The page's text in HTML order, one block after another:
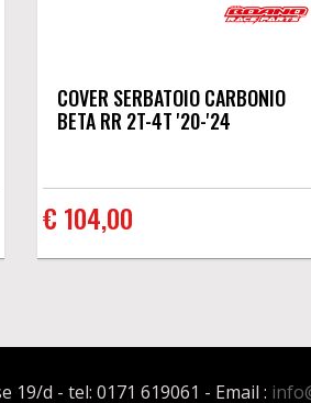
COVER SERBATOIO CARBONIO
BETA RR 2T-4T '20-'24
€ 104,00
19/d - tel: 0171 619061 - Email :